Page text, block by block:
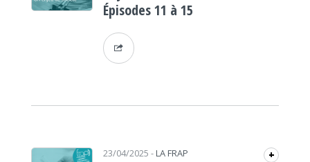
Épisodes 11 à 15
23/04/2025- LA FRAP +